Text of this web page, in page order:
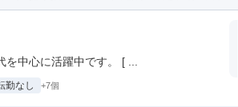
中心に活躍中です。 [ ...
勤なし +7個